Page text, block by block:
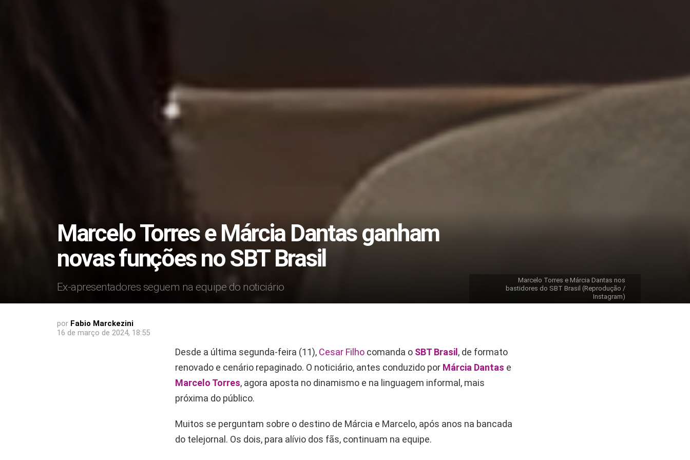
Marcelo Torres e Márcia Dantas ganham
novas funções no SBT Brasil
Ex-apresentadores seguem na equipe do noticiário
Marcelo Torres e Márcia Dantas nos
bastidores do SBT Brasil (Reprodução /
Instagram)
por Fabio Marckezini
16 de março de 2024, 18:55
Desde a última segunda-feira (11), Cesar Filho comanda o SBT Brasil, de formato
renovado e cenário repaginado. O noticiário, antes conduzido por Márcia Dantas e
Marcelo Torres, agora aposta no dinamismo e na linguagem informal, mais
próxima do público.
Muitos se perguntam sobre o destino de Márcia e Marcelo, após anos na bancada
do telejornal. Os dois, para alívio dos fãs, continuam na equipe.